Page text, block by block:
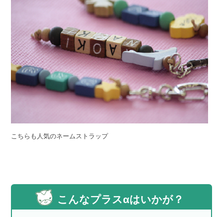
こちらも人気のネームストラップ
こんなプラスαはいかが？